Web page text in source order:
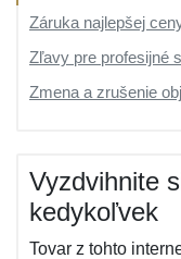
Záruka najlepšej
Zľavy pre profesijné
Zmena a zrušenie
Vyzdvihnite
kedykoľvek
Tovar z tohto